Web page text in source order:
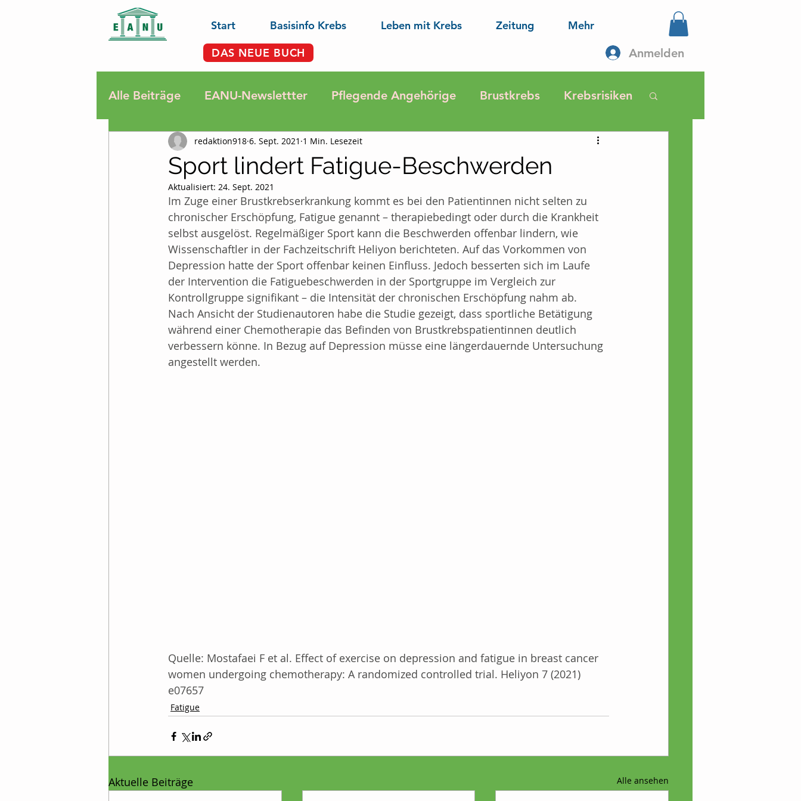
Start Basisinfo Krebs Leben mit Krebs Zeitung
Mehr
DAS NEUE BUCH
Anmelden
Alle Beiträge EANU-Newslettter Pflegende Angehörige Brustkrebs Krebsrisiken
Rauchen Krebsdiagnose Darmkrebs
Sport, Bewegung, Entspannung
Termine Fatigue Aus der Forschung Lungenkrebs Hautkrebs
Prostatakrebs Nachsorge Aktionen Leben mit Krebs/Therapie
Gesundheitspoliitk Ihre Community Buchtipp/Apps/Digital Umwelt/Natur/Klima
Sport lindert Fatigue-Beschwerden
redaktion918 6. Sept. 2021 1 Min. Lesezeit
Aktualisiert: 24. Sept. 2021
Im Zuge einer Brustkrebserkrankung kommt es bei den Patientinnen nicht selten zu
chronischer Erschöpfung, Fatigue genannt – therapiebedingt oder durch die Krankheit
selbst ausgelöst. Regelmäßiger Sport kann die Beschwerden offenbar lindern, wie
Wissenschaftler in der Fachzeitschrift Heliyon berichteten. Auf das Vorkommen von
Depression hatte der Sport offenbar keinen Einfluss. Jedoch besserten sich im Laufe
der Intervention die Fatiguebeschwerden in der Sportgruppe im Vergleich zur
Kontrollgruppe signifikant – die Intensität der chronischen Erschöpfung nahm ab.
Nach Ansicht der Studienautoren habe die Studie gezeigt, dass sportliche Betätigung
während einer Chemotherapie das Befinden von Brustkrebspatientinnen deutlich
verbessern könne. In Bezug auf Depression müsse eine längerdauernde Untersuchung
angestellt werden.
Quelle: Mostafaei F et al. Effect of exercise on depression and fatigue in breast cancer
women undergoing chemotherapy: A randomized controlled trial. Heliyon 7 (2021)
e07657
Fatigue
Aktuelle Beiträge Alle ansehen